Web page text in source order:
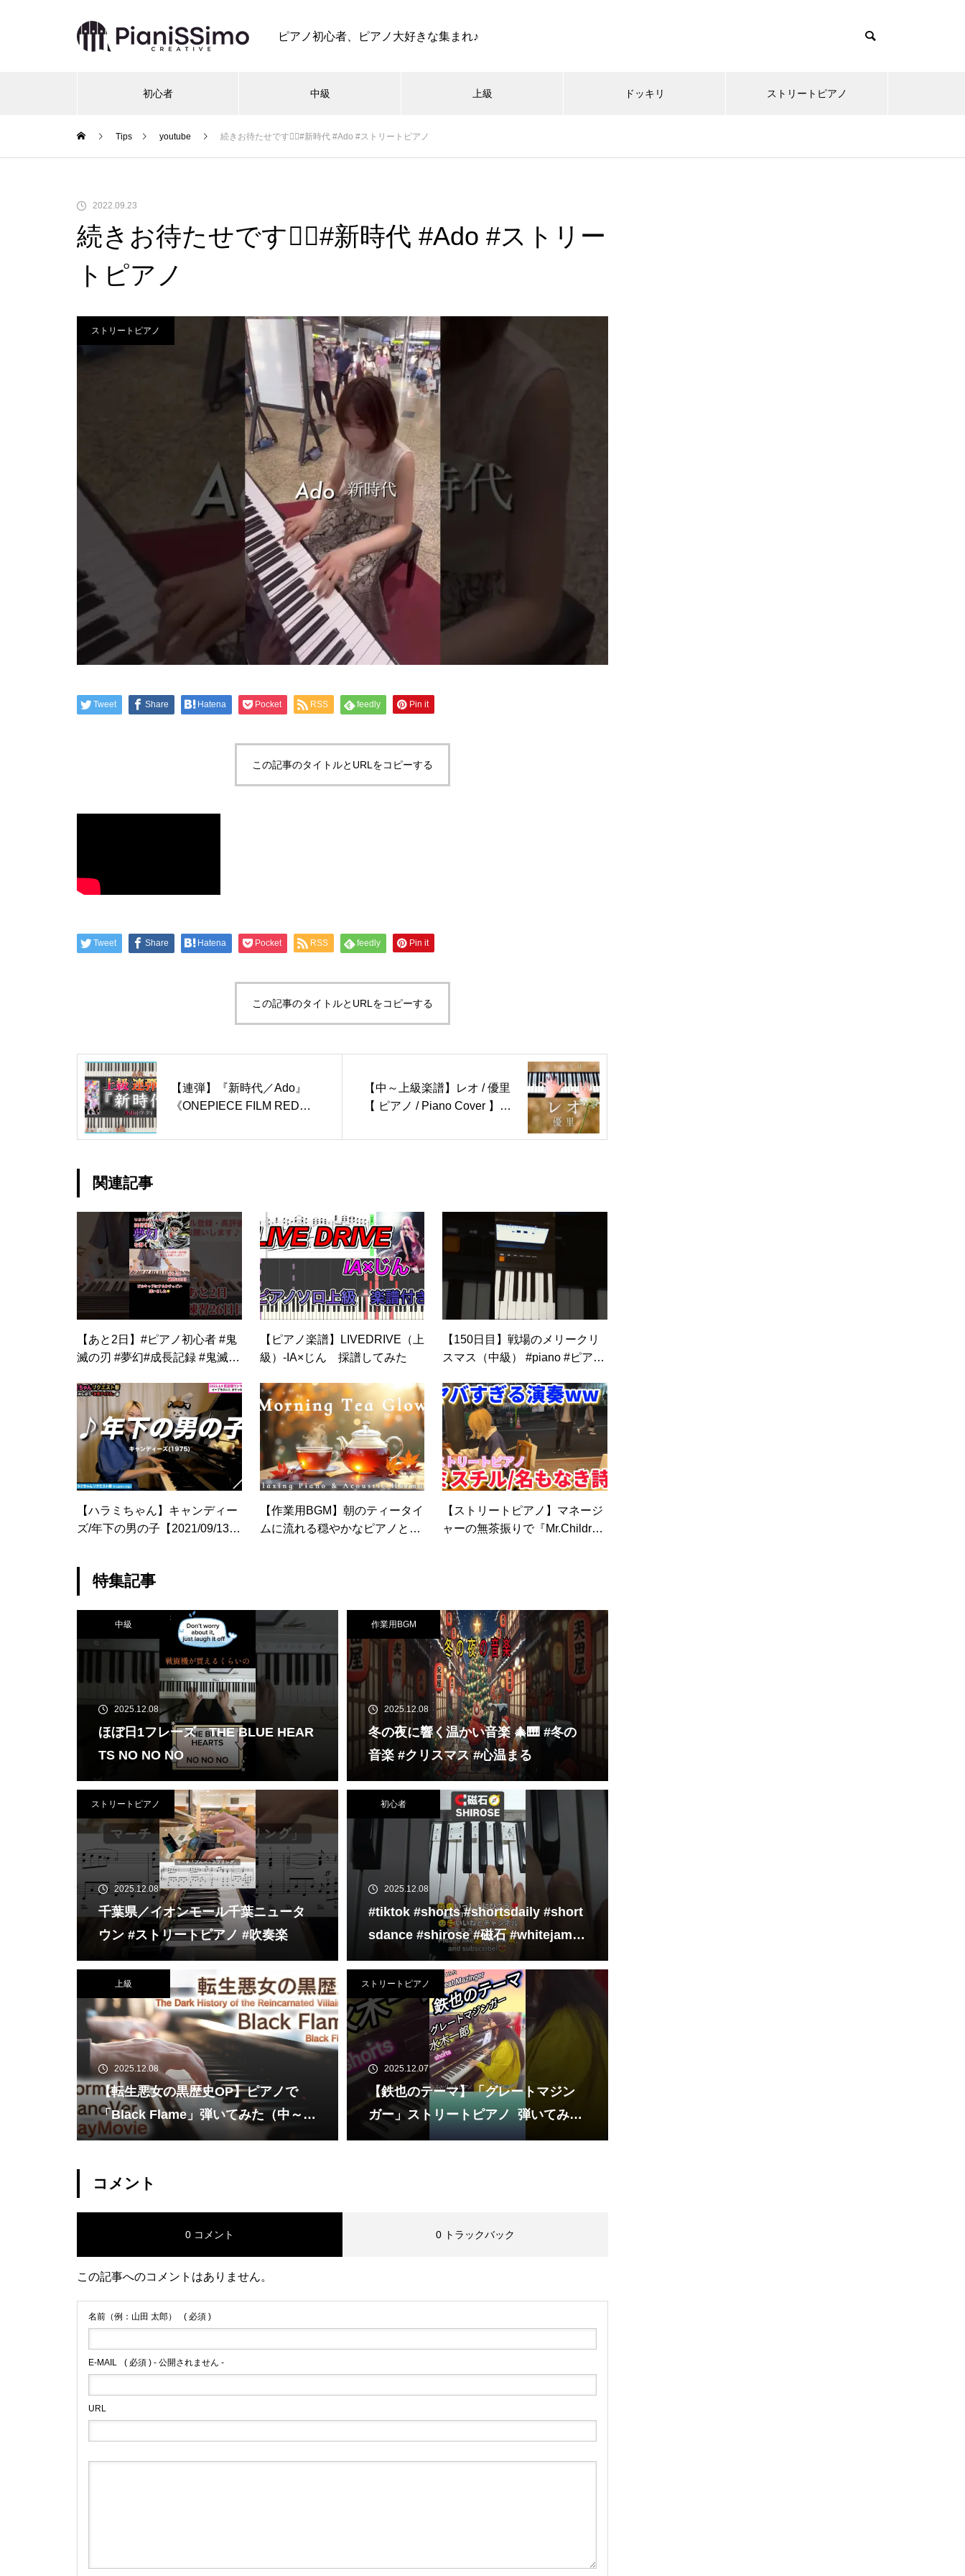
ピアノ初心者、ピアノ大好きな集まれ♪
初心者 中級 上級 ドッキリ ストリートピアノ
Tips youtube 続きお待たせです❤️‍🔥#新時代 #Ado #ストリートピアノ
2022.09.23
続きお待たせです❤️‍🔥#新時代 #Ado #ストリー
トピアノ
ストリートピアノ
Tweet Share Hatena Pocket RSS feedly Pin it
この記事のタイトルとURLをコピーする
Tweet Share Hatena Pocket RSS feedly Pin it
この記事のタイトルとURLをコピーする
【連弾】『新時代／Ado』
《ONEPIECE FILM RED》
【中～上級楽譜】レオ / 優里
【 ピアノ / Piano Cover 】歌
関連記事
【あと2日】#ピアノ初心者 #鬼
滅の刃 #夢幻#成長記録 #鬼滅 #
【ピアノ楽譜】LIVEDRIVE（上
級）-IA×じん 採譜してみた
【150日目】戦場のメリークリ
スマス（中級） #piano #ピアノ
【ハラミちゃん】キャンディー
ズ/年下の男の子【2021/09/13】
【作業用BGM】朝のティータイ
ムに流れる穏やかなピアノとア
【ストリートピアノ】マネージ
ャーの無茶振りで『Mr.Childre
特集記事
中級
2025.12.08
ほぼ日1フレーズ THE BLUE HEAR
TS NO NO NO
作業用BGM
2025.12.08
冬の夜に響く温かい音楽 🎄🎹 #冬の
音楽 #クリスマス #心温まる
ストリートピアノ
2025.12.08
千葉県／イオンモール千葉ニュータ
ウン #ストリートピアノ #吹奏楽
初心者
2025.12.08
#tiktok #shorts #shortsdaily #short
sdance #shirose #磁石 #whitejam #
ピアノ初心者 #ピアノレッスン #pian
o #ピアノ
上級
2025.12.08
【転生悪女の黒歴史OP】ピアノで
「Black Flame」弾いてみた（中～上
級）【The Dark History of the Rein
ストリートピアノ
2025.12.07
【鉄也のテーマ】「グレートマジン
ガー」ストリートピアノ 弾いてみた
#shorts
コメント
0 コメント 0 トラックバック
この記事へのコメントはありません。
名前（例：山田 太郎） ( 必須 )
E-MAIL ( 必須 ) - 公開されません -
URL